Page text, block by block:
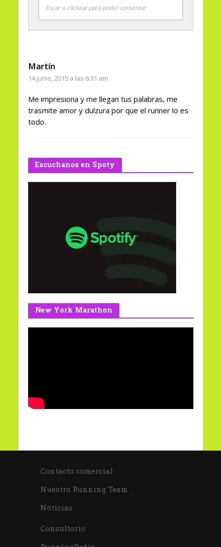
Tocar o clickear para poder comentar
Martín
14 junio, 2015 a las 6:31 am
Me impresiona y me llegan tus palabras, me
trasmite amor y dulzura por que el runner lo es
todo.
Escuchanos en Spoty
New York Marathon
Contacto comercial
Nuestro Running Team
Noticias
Consultorio